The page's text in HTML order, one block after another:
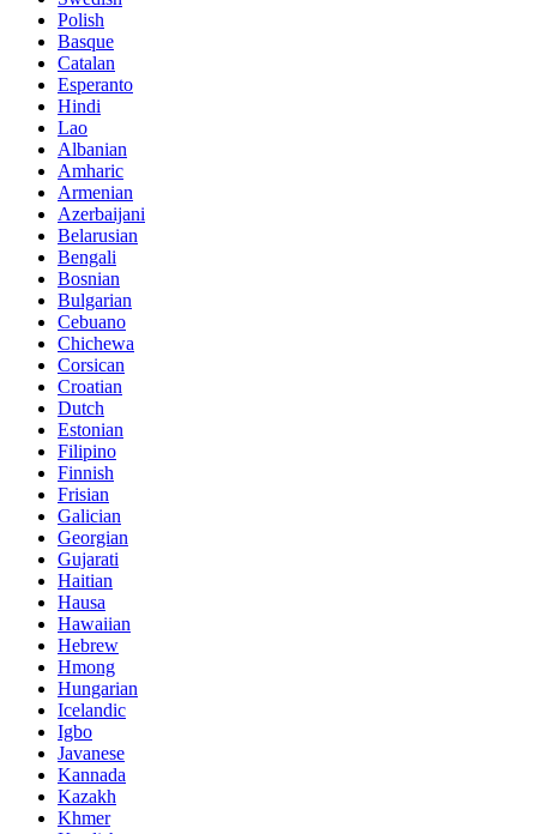
Polish
Basque
Catalan
Esperanto
Hindi
Lao
Albanian
Amharic
Armenian
Azerbaijani
Belarusian
Bengali
Bosnian
Bulgarian
Cebuano
Chichewa
Corsican
Croatian
Dutch
Estonian
Filipino
Finnish
Frisian
Galician
Georgian
Gujarati
Haitian
Hausa
Hawaiian
Hebrew
Hmong
Hungarian
Icelandic
Igbo
Javanese
Kannada
Kazakh
Khmer